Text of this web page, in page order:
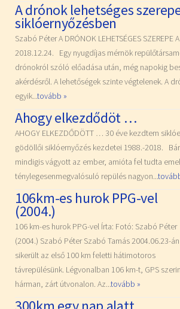
A drónok lehetséges
siklóernyőzésben
Szabó Péter A DRÓNOK LEHETSÉGES SZEREPE
2018.12.24. Egy nyugdíjas mérnök
drónokról szóló előadása után, még napokig
akérdésről. A lehetőségek szinte végtelenek. A
egyik...tovább »
Ahogy elkezdődöt …
AHOGY ELKEZDŐDÖTT … 30 éve kezdtem
gödöllői siklóernyőzés kezdetei 1988.-2018.
mindigis vágyott az ember, amióta fel tudta
ténylegesenmegvalósuló repülés nagyon...
106km-es hurok PPG-vel
(2004.)
106 km-es hurok PPG-vel Írta: Fotó: Szabó Péter
(2004.) Szabó Péter Szabó Tamás 2004.06.23-án
sikerült az első 100 km feletti hátimotoros
távrepülésünk. Légvonalban 106 km-t, GPS
hárman, zárt útvonalon. Az...tovább »